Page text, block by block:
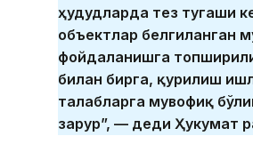
ҳудудларда тез тугаши
объектлар белгиланган
фойдаланишга
билан бирга, қурилиш
талабларга мувофиқ
зарур”, — деди Ҳукумат